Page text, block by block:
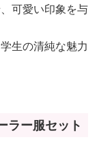
可愛い印象を与
生の清純な魅力
ラー服セット